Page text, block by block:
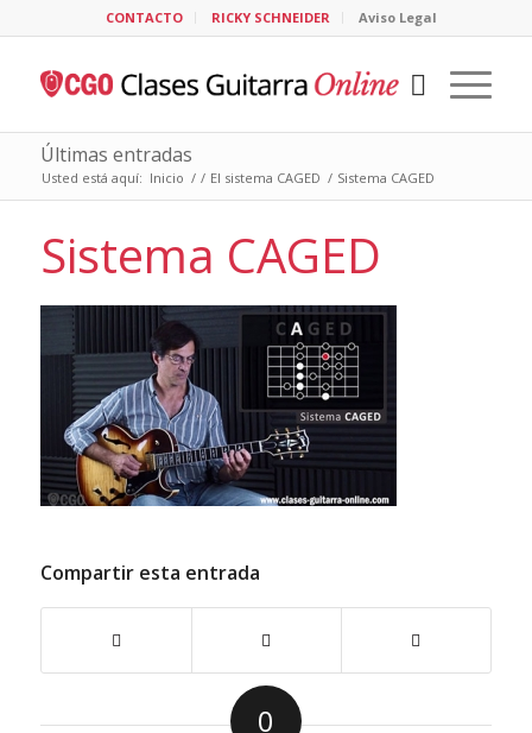
CONTACTO RICKY SCHNEIDER Aviso Legal
Últimas entradas
Usted está aquí: Inicio / / El sistema CAGED / Sistema CAGED
Sistema CAGED
Compartir esta entrada
0